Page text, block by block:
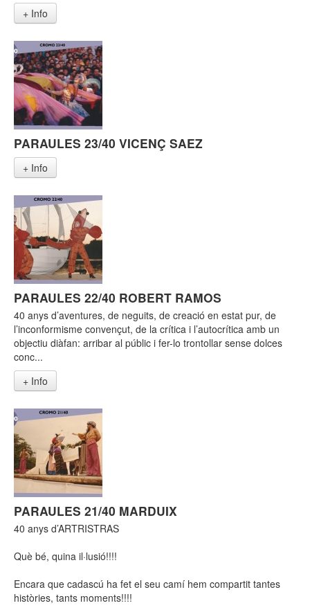
+ Info
PARAULES 23/40 VICENÇ SAEZ
+ Info
PARAULES 22/40 ROBERT RAMOS
40 anys d’aventures, de neguits, de creació en estat pur, de
l’inconformisme convençut, de la crítica i l’autocrítica amb un
objectiu diàfan: arribar al públic i fer-lo trontollar sense dolces
conc...
+ Info
PARAULES 21/40 MARDUIX
40 anys d’ARTRISTRAS
Què bé, quina il·lusió!!!!
Encara que cadascú ha fet el seu camí hem compartit tantes
històries, tants moments!!!!